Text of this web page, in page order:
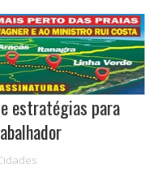
estratégias para